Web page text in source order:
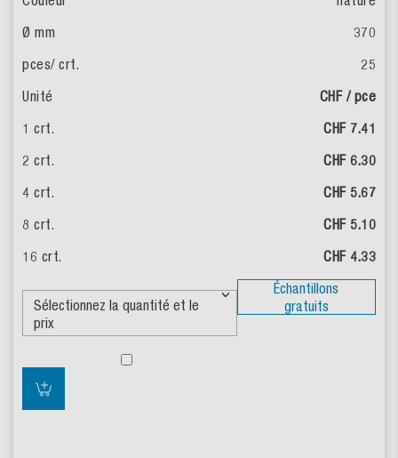
370
25
CHF / pce
CHF 7.41
CHF 6.30
CHF 5.67
CHF 5.10
CHF 4.33
Échantillons
gratuits